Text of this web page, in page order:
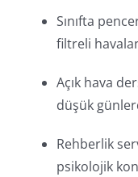
Sınıfta
filtreli
Açık hava
düşük
Rehberlik
psikolojik